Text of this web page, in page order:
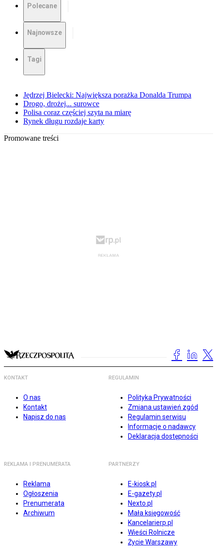
Polecane
Najnowsze
Tagi
Jędrzej Bielecki: Największa porażka Donalda Trumpa
Drogo, drożej... surowce
Polisa coraz częściej szyta na miarę
Rynek długu rozdaje karty
Promowane treści
KONTAKT
O nas
Kontakt
Napisz do nas
REGULAMIN
Polityka Prywatności
Zmiana ustawień zgód
Regulamin serwisu
Informacje o nadawcy
Deklaracja dostępności
REKLAMA I PRENUMERATA
Reklama
Ogłoszenia
Prenumerata
Archiwum
PARTNERZY
E-kiosk.pl
E-gazety.pl
Nexto.pl
Mała księgowość
Kancelarierp.pl
Wieści Rolnicze
Życie Warszawy